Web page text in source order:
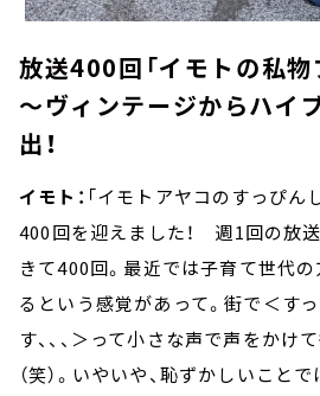
放送400回「イモトの私物
～ヴィンテージからハイ
出！
イモト： 「イモトアヤコのすっぴん
400回を迎えました！ 週1回の放
きて400回。最近では子育て世代
るという感覚があって。街で＜す
す、、、＞って小さな声で声をかけ
（笑）。いやいや、恥ずかしいこと